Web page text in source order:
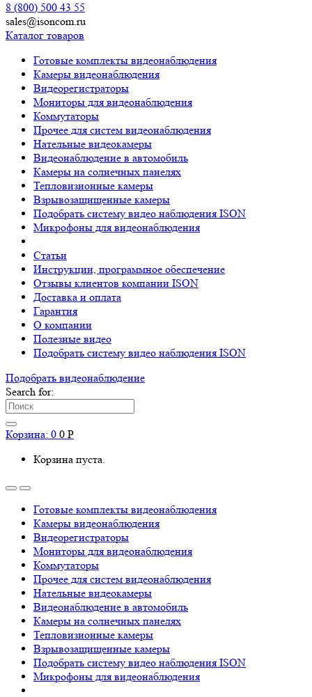
8 (800) 500 43 55
sales@isoncom.ru
Каталог товаров
Готовые комплекты видеонаблюдения
Камеры видеонаблюдения
Видеорегистраторы
Мониторы для видеонаблюдения
Коммутаторы
Прочее для систем видеонаблюдения
Нательные видеокамеры
Видеонаблюдение в автомобиль
Камеры на солнечных панелях
Тепловизионные камеры
Взрывозащищенные камеры
Подобрать систему видео наблюдения ISON
Микрофоны для видеонаблюдения
Статьи
Инструкции, программное обеспечение
Отзывы клиентов компании ISON
Доставка и оплата
Гарантия
О компании
Полезные видео
Подобрать систему видео наблюдения ISON
Подобрать видеонаблюдениe
Search for:
Корзина: 0 0 Р
Корзина пуста.
Готовые комплекты видеонаблюдения
Камеры видеонаблюдения
Видеорегистраторы
Мониторы для видеонаблюдения
Коммутаторы
Прочее для систем видеонаблюдения
Нательные видеокамеры
Видеонаблюдение в автомобиль
Камеры на солнечных панелях
Тепловизионные камеры
Взрывозащищенные камеры
Подобрать систему видео наблюдения ISON
Микрофоны для видеонаблюдения